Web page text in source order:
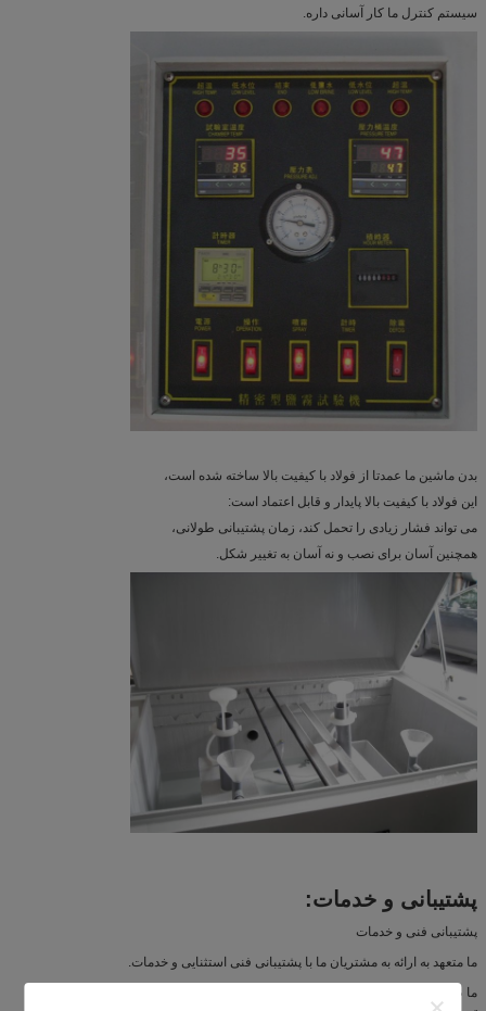
سیستم کنترل ما کار آسانی داره.
بدن ماشین ما عمدتا از فولاد با کیفیت بالا ساخته شده است،
این فولاد با کیفیت بالا پایدار و قابل اعتماد است:
می تواند فشار زیادی را تحمل کند، زمان پشتیبانی طولانی،
همچنین آسان برای نصب و نه آسان به تغییر شکل.
پشتیبانی و خدمات:
پشتیبانی فنی و خدمات
ما متعهد به ارائه به مشتریان ما با پشتیبانی فنی استثنایی و خدمات.
ما طیف گسترده ای از خدمات را ارائه می دهیم تا اطمینان حاصل شود که محصول شما